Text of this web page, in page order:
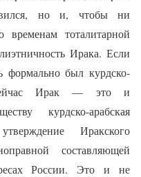
но и, чтобы ни
временам тоталитарной
Ирака. Если
был курдско-
Ирак — это и
курдско-арабская
Иракского
составляющей
России. Это и не